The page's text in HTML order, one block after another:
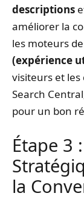
descriptions
améliorer la
les moteurs
(expérience
visiteurs et les
Search
pour un bon
Étape 3
la